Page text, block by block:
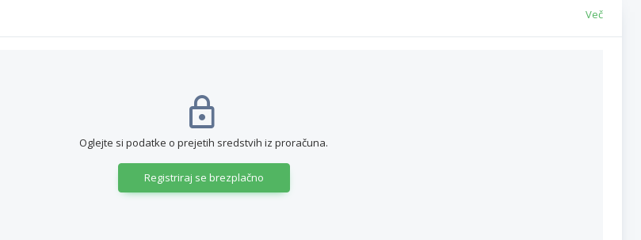
Več
Oglejte si podatke o prejetih sredstvih iz proračuna.
Registriraj se brezplačno